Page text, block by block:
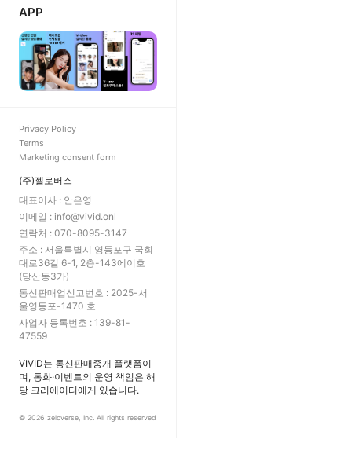
APP
Privacy Policy
Terms
Marketing consent form
(주)젤로버스
대표이사 : 안은영
이메일 : info@vivid.onl
연락처 : 070-8095-3147
주소 : 서울특별시 영등포구 국회
대로36길 6-1, 2층-143에이호
(당산동3가)
통신판매업신고번호 : 2025-서
울영등포-1470 호
사업자 등록번호 : 139-81-
47559
VIVID는 통신판매중개 플랫폼이
며, 통화·이벤트의 운영 책임은 해
당 크리에이터에게 있습니다.
© 2026 zeloverse, Inc. All rights reserved